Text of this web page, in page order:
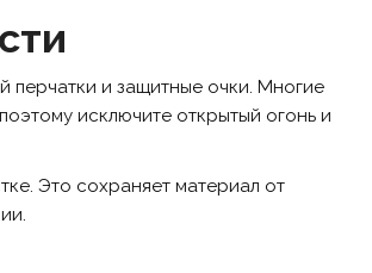
и защитные очки. Многие
исключите открытый огонь и
Это сохраняет материал от